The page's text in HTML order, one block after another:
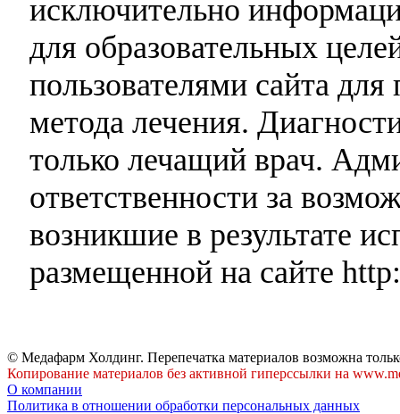
исключительно
для образовательных
пользователями сайта
метода лечения.
только лечащий врач.
ответственности за
возникшие в результате
размещенной на сайте
© Медафарм Холдинг. Перепечатка материалов возможна
Копирование материалов без активной гиперссылки на
О компании
Политика в отношении обработки персональных данных